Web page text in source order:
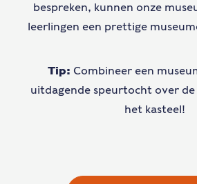
bespreken, kunnen onze
leerlingen een prettige
Tip: Combineer een
uitdagende speurtocht over
het kasteel!